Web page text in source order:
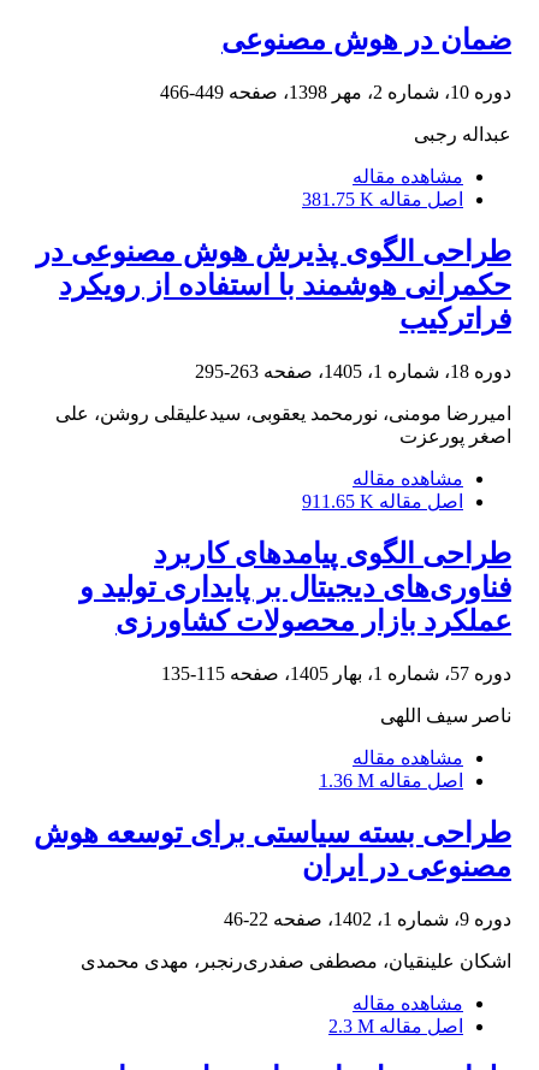
ضمان در هوش مصنوعی
دوره 10، شماره 2، مهر 1398، صفحه 449-466
عبداله رجبی
مشاهده مقاله
اصل مقاله 381.75 K
طراحی الگوی پذیرش هوش مصنوعی در
حکمرانی هوشمند با استفاده از رویکرد
فراترکیب
دوره 18، شماره 1، 1405، صفحه 263-295
امیررضا مومنی، نورمحمد یعقوبی، سیدعلیقلی روشن، علی
اصغر پورعزت
مشاهده مقاله
اصل مقاله 911.65 K
طراحی الگوی پیامدهای کاربرد
فناوری‌های دیجیتال بر پایداری تولید و
عملکرد بازار محصولات کشاورزی
دوره 57، شماره 1، بهار 1405، صفحه 115-135
ناصر سیف اللهی
مشاهده مقاله
اصل مقاله 1.36 M
طراحی بسته سیاستی برای توسعه هوش
مصنوعی در ایران
دوره 9، شماره 1، 1402، صفحه 22-46
اشکان علینقیان، مصطفی صفدری‌رنجبر، مهدی محمدی
مشاهده مقاله
اصل مقاله 2.3 M